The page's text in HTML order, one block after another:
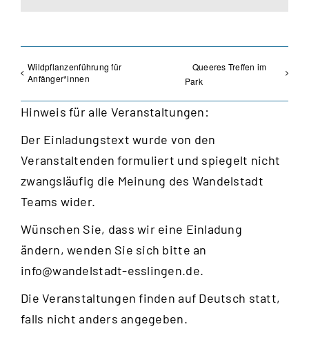
Wildpflanzenführung für
Anfänger*innen
Queeres Treffen im
Park
Hinweis für alle Veranstaltungen:
Der Einladungstext wurde von den
Veranstaltenden formuliert und spiegelt nicht
zwangsläufig die Meinung des Wandelstadt
Teams wider.
Wünschen Sie, dass wir eine Einladung
ändern, wenden Sie sich bitte an
info@wandelstadt-esslingen.de.
Die Veranstaltungen finden auf Deutsch statt,
falls nicht anders angegeben.